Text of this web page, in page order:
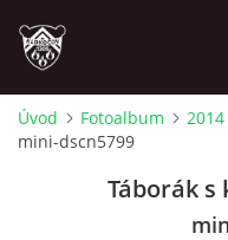
ÚVOD
Úvod Fotoalbum 2014
mini-dscn5799
Táborák s